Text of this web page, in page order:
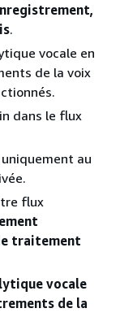
.
vocale en
de la voix
dans le flux
au
flux
traitement
vocale
de la